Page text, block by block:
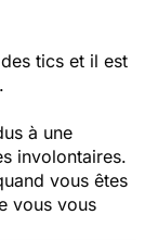
tics et il est
à une
involontaires.
vous êtes
vous vous